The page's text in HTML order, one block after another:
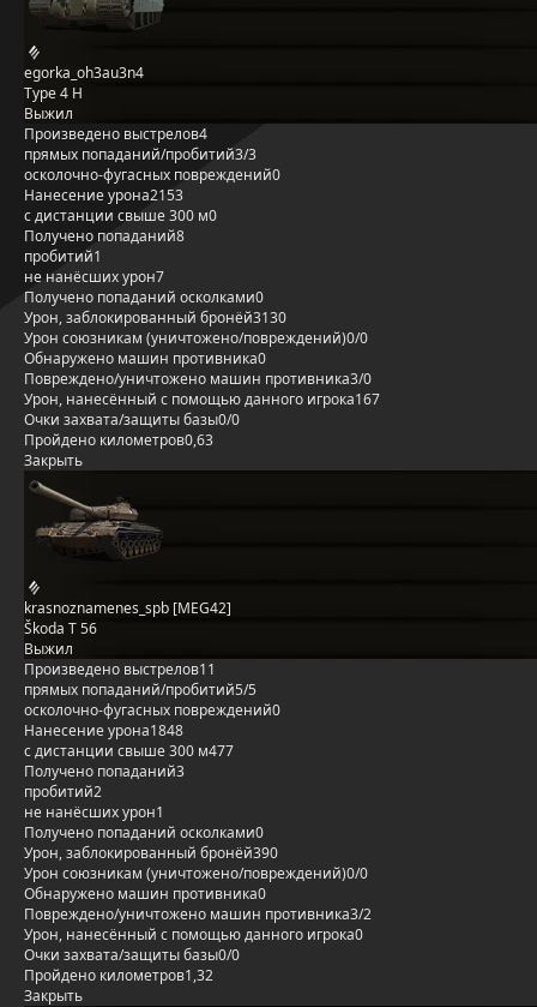
egorka_oh3au3n4
Type 4 H
Выжил
Произведено выстрелов4
прямых попаданий/пробитий3/3
осколочно-фугасных повреждений0
Нанесение урона2153
с дистанции свыше 300 м0
Получено попаданий8
пробитий1
не нанёсших урон7
Получено попаданий осколками0
Урон, заблокированный бронёй3130
Урон союзникам (уничтожено/повреждений)0/0
Обнаружено машин противника0
Повреждено/уничтожено машин противника3/0
Урон, нанесённый с помощью данного игрока167
Очки захвата/защиты базы0/0
Пройдено километров0,63
Закрыть
krasnoznamenes_spb [MEG42]
Škoda T 56
Выжил
Произведено выстрелов11
прямых попаданий/пробитий5/5
осколочно-фугасных повреждений0
Нанесение урона1848
с дистанции свыше 300 м477
Получено попаданий3
пробитий2
не нанёсших урон1
Получено попаданий осколками0
Урон, заблокированный бронёй390
Урон союзникам (уничтожено/повреждений)0/0
Обнаружено машин противника0
Повреждено/уничтожено машин противника3/2
Урон, нанесённый с помощью данного игрока0
Очки захвата/защиты базы0/0
Пройдено километров1,32
Закрыть